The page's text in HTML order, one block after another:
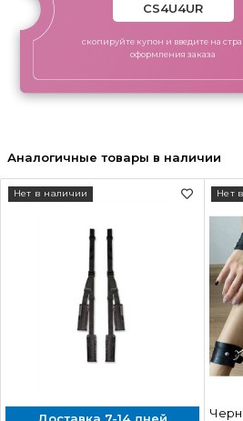
скопируйте купон и введите на
оформления заказа
Аналогичные товары в наличии
Нет в наличии Нет